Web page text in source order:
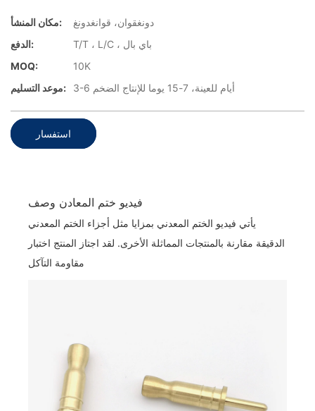
مكان المنشأ:
دونغقوان، قوانغدونغ
الدفع:
T/T ، L/C ، باي بال
MOQ:
10K
موعد التسليم:
3-6 أيام للعينة، 7-15 يوما للإنتاج الضخم
استفسار
فيديو ختم المعادن وصف
يأتي فيديو الختم المعدني بمزايا مثل أجزاء الختم المعدني
الدقيقة مقارنة بالمنتجات المماثلة الأخرى. لقد اجتاز المنتج اختبار
مقاومة التآكل